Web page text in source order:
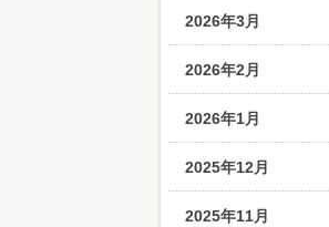
2026年3月
2026年2月
2026年1月
2025年12月
2025年11月